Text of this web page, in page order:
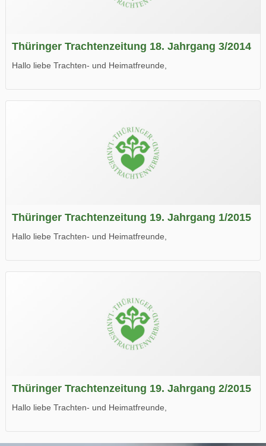
Thüringer Trachtenzeitung 18. Jahrgang 3/2014
Hallo liebe Trachten- und Heimatfreunde,
Wir wünschen Euch viel Spaß beim Lesen.
Thüringer Trachtenzeitung 19. Jahrgang 1/2015
Hallo liebe Trachten- und Heimatfreunde,
Wir wünschen Euch viel Spaß beim Lesen.
Thüringer Trachtenzeitung 19. Jahrgang 2/2015
Hallo liebe Trachten- und Heimatfreunde,
Wir wünschen Euch viel Spaß beim Lesen.